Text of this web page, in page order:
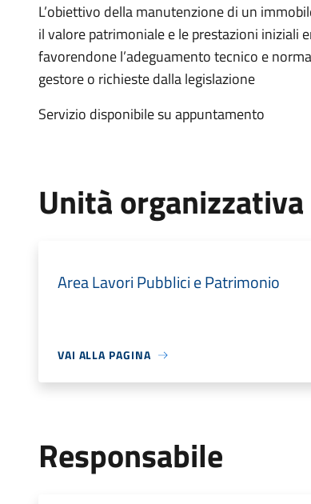
L’obiettivo della manutenzione di un
il valore patrimoniale e le prestazioni
favorendone l’adeguamento tecnico e
gestore o richieste dalla legislazione
Servizio disponibile su appuntamento
Unità
Area Lavori Pubblici e Patrimonio
VAI ALLA PAGINA
Responsabile